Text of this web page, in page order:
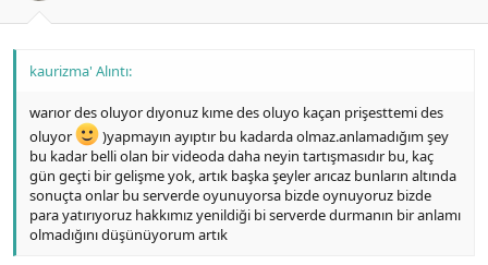
kaurizma' Alıntı:
warıor des oluyor dıyonuz kıme des oluyo kaçan prişesttemi des
oluyor
)yapmayın ayıptır bu kadarda olmaz.anlamadığım şey
bu kadar belli olan bir videoda daha neyin tartışmasıdır bu, kaç
gün geçti bir gelişme yok, artık başka şeyler arıcaz bunların altında
sonuçta onlar bu serverde oyunuyorsa bizde oynuyoruz bizde
para yatırıyoruz hakkımız yenildiği bi serverde durmanın bir anlamı
olmadığını düşünüyorum artık